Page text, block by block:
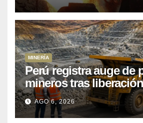
MINERÍA
Perú registra auge de
mineros tras
de mil concesiones
cobre y oro
AGO 6, 2026